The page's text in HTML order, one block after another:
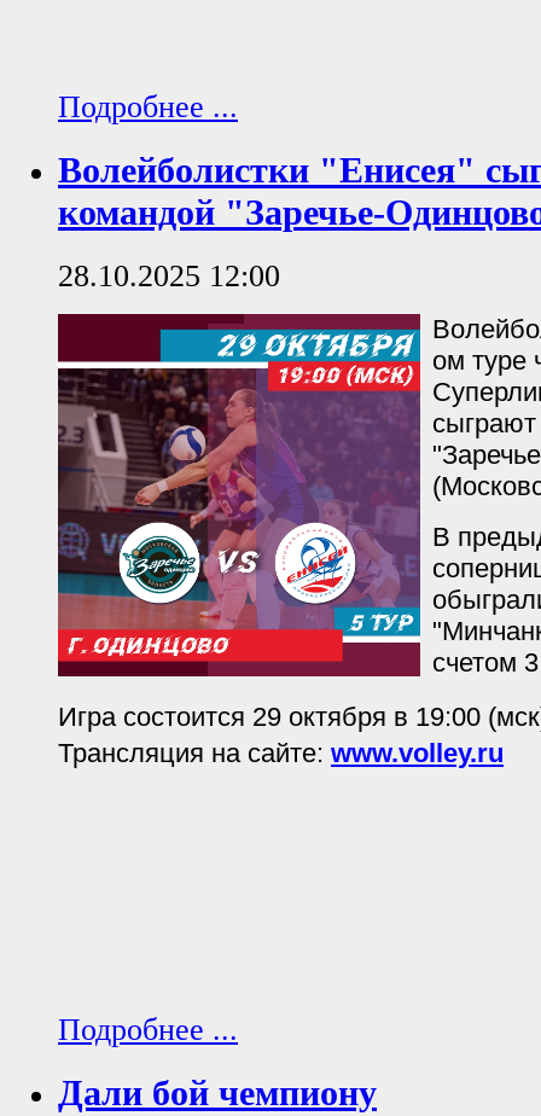
Подробнее ...
Волейболистки "Енисея"
командой "Заречье-
28.10.2025 12:00
ом туре
В
счетом
Игра состоится 29 октября в 19:00
Трансляция на сайте: www.volley.ru
Подробнее ...
Дали бой чемпиону